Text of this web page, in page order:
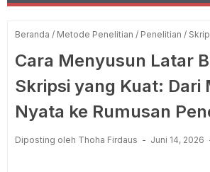
Beranda / Metode Penelitian / Penelitian /
Cara Menyusun Latar
Skripsi yang Kuat: Dari
Nyata ke Rumusan
Diposting oleh Thoha Firdaus Juni 14, 2026